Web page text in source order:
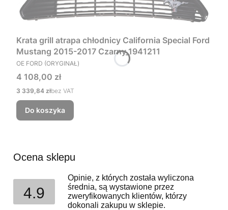
Krata grill atrapa chłodnicy California Special Ford
Mustang 2015-2017 Czarny_1941211
PRODUCENT
OE FORD (ORYGINAŁ)
Cena
4 108,00 zł
Cena
3 339,84 złbez VAT
Do koszyka
Ocena sklepu
4.9
Opinie, z których została wyliczona
średnia, są wystawione przez
zweryfikowanych klientów, którzy
dokonali zakupu w sklepie.